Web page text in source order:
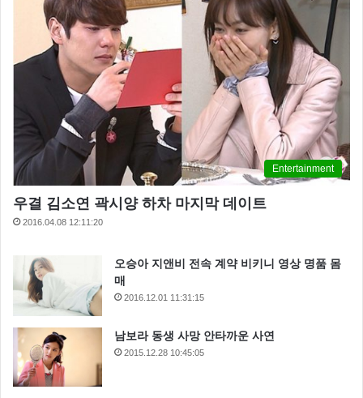
Entertainment
우결 김소연 곽시양 하차 마지막 데이트
2016.04.08 12:11:20
오승아 지앤비 전속 계약 비키니 영상 명품 몸
매
2016.12.01 11:31:15
남보라 동생 사망 안타까운 사연
2015.12.28 10:45:05